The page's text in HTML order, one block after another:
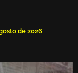
de 2026